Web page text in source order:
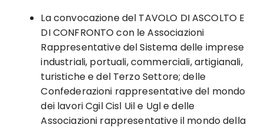
La convocazione del TAVOLO DI ASCOLTO E
DI CONFRONTO con le Associazioni
Rappresentative del Sistema delle imprese
industriali, portuali, commerciali, artigianali,
turistiche e del Terzo Settore; delle
Confederazioni rappresentative del mondo
dei lavori Cgil Cisl Uil e Ugl e delle
Associazioni rappresentative il mondo della